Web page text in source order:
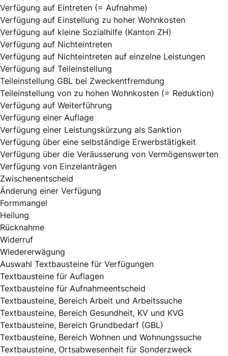
Verfügung auf Eintreten (= Aufnahme)
Verfügung auf Einstellung zu hoher Wohnkosten
Verfügung auf kleine Sozialhilfe (Kanton ZH)
Verfügung auf Nichteintreten
Verfügung auf Nichteintreten auf einzelne Leistungen
Verfügung auf Teileinstellung
Teileinstellung GBL bei Zweckentfremdung
Teileinstellung von zu hohen Wohnkosten (= Reduktion)
Verfügung auf Weiterführung
Verfügung einer Auflage
Verfügung einer Leistungskürzung als Sanktion
Verfügung über eine selbständige Erwerbstätigkeit
Verfügung über die Veräusserung von Vermögenswerten
Verfügung von Einzelanträgen
Zwischenentscheid
Änderung einer Verfügung
Formmangel
Heilung
Rücknahme
Widerruf
Wiedererwägung
Auswahl Textbausteine für Verfügungen
Textbausteine für Auflagen
Textbausteine für Aufnahmeentscheid
Textbausteine, Bereich Arbeit und Arbeitssuche
Textbausteine, Bereich Gesundheit, KV und KVG
Textbausteine, Bereich Grundbedarf (GBL)
Textbausteine, Bereich Wohnen und Wohnungssuche
Textbausteine, Ortsabwesenheit für Sonderzweck